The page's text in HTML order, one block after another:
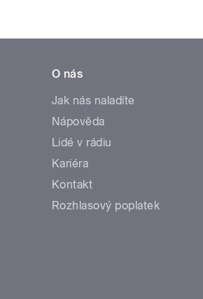
O nás
Jak nás naladíte
Nápověda
Lidé v rádiu
Kariéra
Kontakt
Rozhlasový poplatek